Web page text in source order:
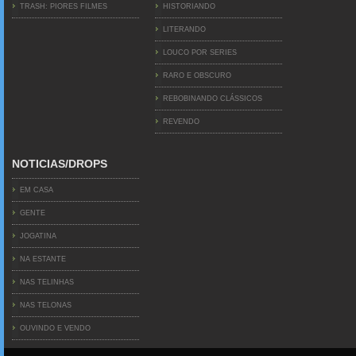
TRASH: PIORES FILMES HISTORIANDO
LITERANDO
LOUCO POR SERIES
RARO E OBSCURO
REBOBINANDO CLÁSSICOS
REVENDO
NOTICIAS/DROPS
EM CASA
GENTE
JOGATINA
NA ESTANTE
NAS TELINHAS
NAS TELONAS
OUVINDO E VENDO